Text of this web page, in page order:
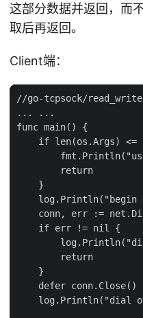
这部分数据并返回，而
取后再返回。
Client端：
//go-tcpsock/
... ...
func main() {
if len(os.Args) <=
        return
    }
log.Println("begin
conn, err :=
    if err != nil {
        return
    }
    defer conn.Close()
log.Println("dial